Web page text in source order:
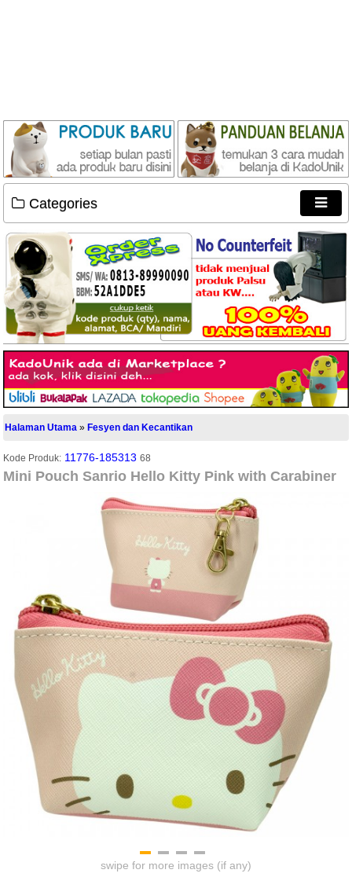
Categories
Halaman Utama » Fesyen dan Kecantikan
Kode Produk: 11776-18531368
Mini Pouch Sanrio Hello Kitty Pink with Carabiner
swipe for more images (if any)